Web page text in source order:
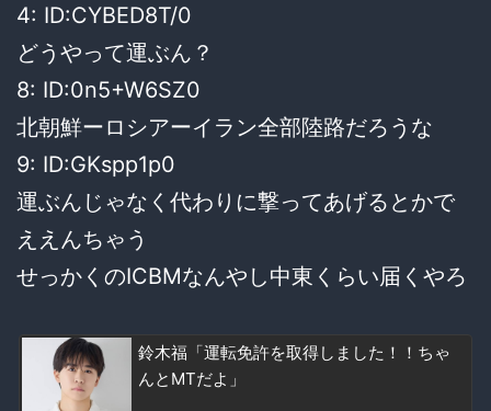
4: ID:CYBED8T/0
どうやって運ぶん？
8: ID:0n5+W6SZ0
北朝鮮ーロシアーイラン全部陸路だろうな
9: ID:GKspp1p0
運ぶんじゃなく代わりに撃ってあげるとかで
ええんちゃう
せっかくのICBMなんやし中東くらい届くやろ
鈴木福「運転免許を取得しました！！ちゃ
んとMTだよ」